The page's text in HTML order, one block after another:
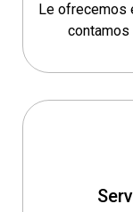
Le ofrecemos
contamos